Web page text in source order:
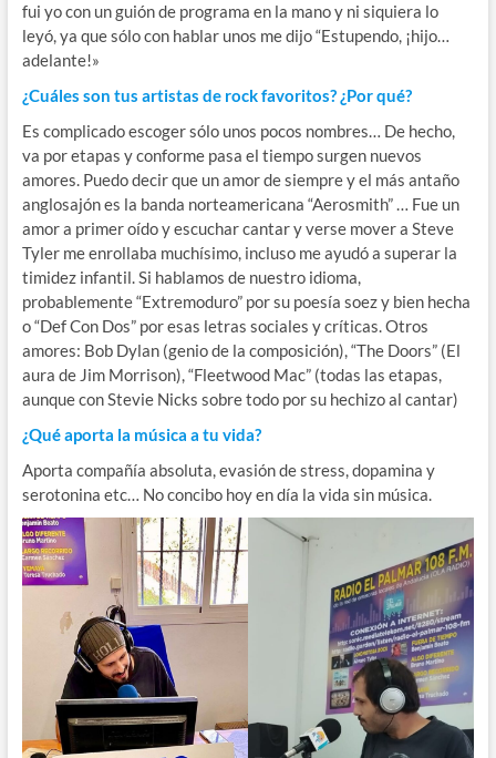
fui yo con un guión de programa en la mano y ni siquiera lo
leyó, ya que sólo con hablar unos me dijo “Estupendo, ¡hijo…
adelante!»
¿Cuáles son tus artistas de rock favoritos? ¿Por qué?
Es complicado escoger sólo unos pocos nombres… De hecho,
va por etapas y conforme pasa el tiempo surgen nuevos
amores. Puedo decir que un amor de siempre y el más antaño
anglosajón es la banda norteamericana “Aerosmith” … Fue un
amor a primer oído y escuchar cantar y verse mover a Steve
Tyler me enrollaba muchísimo, incluso me ayudó a superar la
timidez infantil. Si hablamos de nuestro idioma,
probablemente “Extremoduro” por su poesía soez y bien hecha
o “Def Con Dos” por esas letras sociales y críticas. Otros
amores: Bob Dylan (genio de la composición), “The Doors” (El
aura de Jim Morrison), “Fleetwood Mac” (todas las etapas,
aunque con Stevie Nicks sobre todo por su hechizo al cantar)
¿Qué aporta la música a tu vida?
Aporta compañía absoluta, evasión de stress, dopamina y
serotonina etc… No concibo hoy en día la vida sin música.